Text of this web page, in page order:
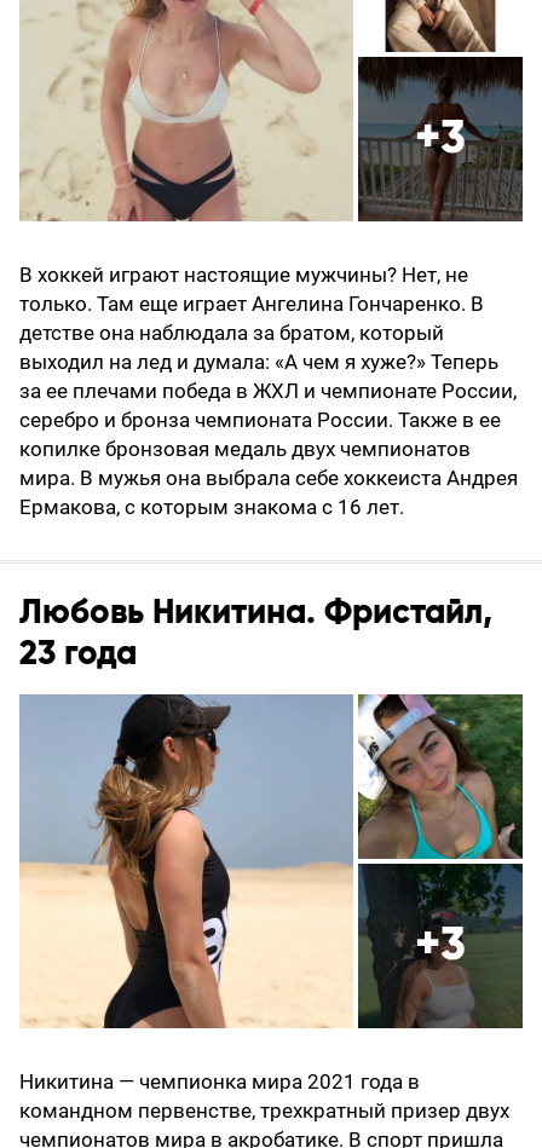
+3
В хоккей играют настоящие мужчины? Нет, не
только. Там еще играет Ангелина Гончаренко. В
детстве она наблюдала за братом, который
выходил на лед и думала: «А чем я хуже?» Теперь
за ее плечами победа в ЖХЛ и чемпионате России,
серебро и бронза чемпионата России. Также в ее
копилке бронзовая медаль двух чемпионатов
мира. В мужья она выбрала себе хоккеиста Андрея
Ермакова, с которым знакома с 16 лет.
Любовь Никитина. Фристайл,
23 года
+3
Никитина — чемпионка мира 2021 года в
командном первенстве, трехкратный призер двух
чемпионатов мира в акробатике. В спорт пришла